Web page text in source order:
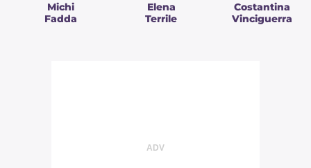
Michi
Fadda
Elena
Terrile
Costantina
Vinciguerra